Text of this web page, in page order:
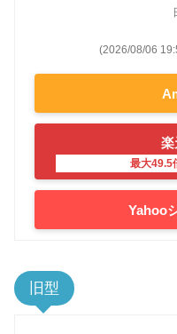
(2026/08/06
楽
Yahoo
旧型